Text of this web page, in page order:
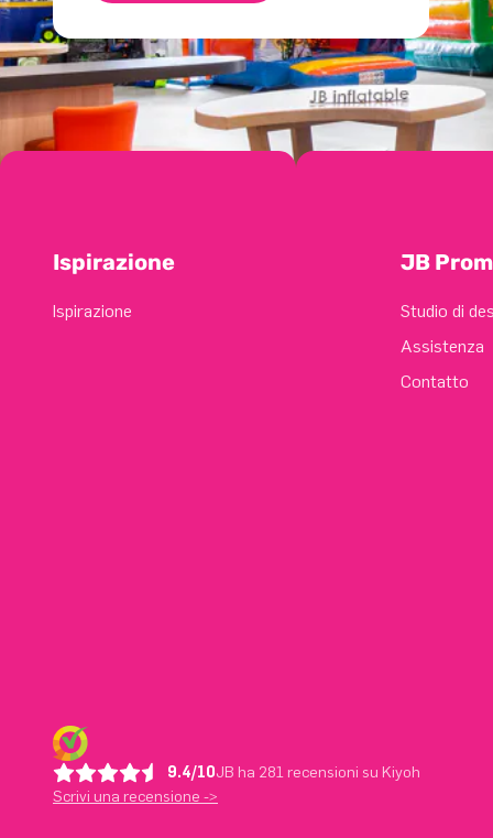
Ispirazione
Ispirazione
JB
Studio di
Assistenza
Contatto
9.4/10JB ha 281 recensioni su Kiyoh
Scrivi una recensione ->